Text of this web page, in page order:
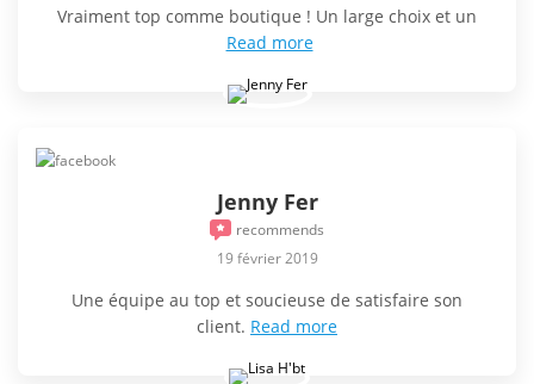
Vraiment top comme boutique ! Un large choix et un
Read more
Jenny Fer
recommends
19 février 2019
Une équipe au top et soucieuse de satisfaire son
client. Read more